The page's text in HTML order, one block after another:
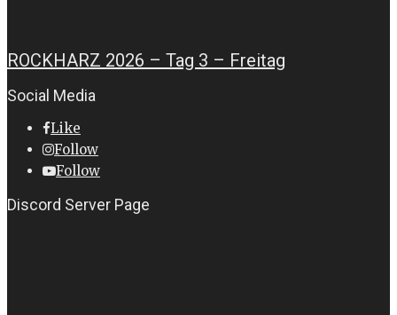
ROCKHARZ 2026 – Tag 3 – Freitag
Social Media
Like
Follow
Follow
Discord Server Page